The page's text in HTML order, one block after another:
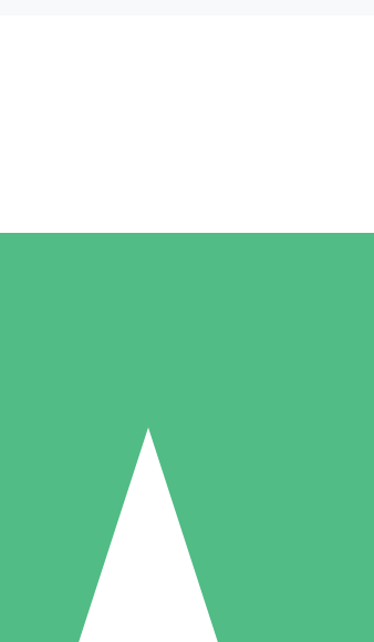
5 Descargas
15